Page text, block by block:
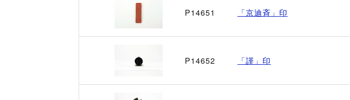
P14651 「京迪斉」印
P14652 「謹」印